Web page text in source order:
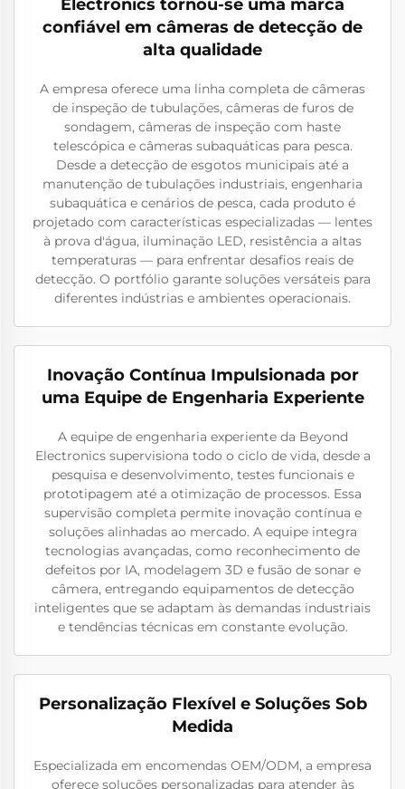
Electronics tornou-se uma marca
confiável em câmeras de detecção de
alta qualidade
A empresa oferece uma linha completa de câmeras
de inspeção de tubulações, câmeras de furos de
sondagem, câmeras de inspeção com haste
telescópica e câmeras subaquáticas para pesca.
Desde a detecção de esgotos municipais até a
manutenção de tubulações industriais, engenharia
subaquática e cenários de pesca, cada produto é
projetado com características especializadas — lentes
à prova d'água, iluminação LED, resistência a altas
temperaturas — para enfrentar desafios reais de
detecção. O portfólio garante soluções versáteis para
diferentes indústrias e ambientes operacionais.
Inovação Contínua Impulsionada por
uma Equipe de Engenharia Experiente
A equipe de engenharia experiente da Beyond
Electronics supervisiona todo o ciclo de vida, desde a
pesquisa e desenvolvimento, testes funcionais e
prototipagem até a otimização de processos. Essa
supervisão completa permite inovação contínua e
soluções alinhadas ao mercado. A equipe integra
tecnologias avançadas, como reconhecimento de
defeitos por IA, modelagem 3D e fusão de sonar e
câmera, entregando equipamentos de detecção
inteligentes que se adaptam às demandas industriais
e tendências técnicas em constante evolução.
Personalização Flexível e Soluções Sob
Medida
Especializada em encomendas OEM/ODM, a empresa
oferece soluções personalizadas para atender às